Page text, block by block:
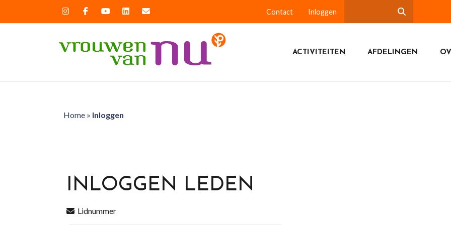
Contact Inloggen
ACTIVITEITEN AFDELINGEN
Home» Inloggen
INLOGGEN LEDEN
Lidnummer